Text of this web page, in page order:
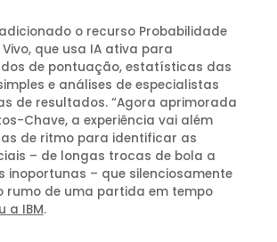
o recurso Probabilidade
que usa IA ativa para
de pontuação, estatísticas das
e análises de especialistas
de resultados. “Agora aprimorada
Chave, a experiência vai além
de ritmo para identificar as
– de longas trocas de bola a
inoportunas – que silenciosamente
rumo de uma partida em tempo
a IBM.